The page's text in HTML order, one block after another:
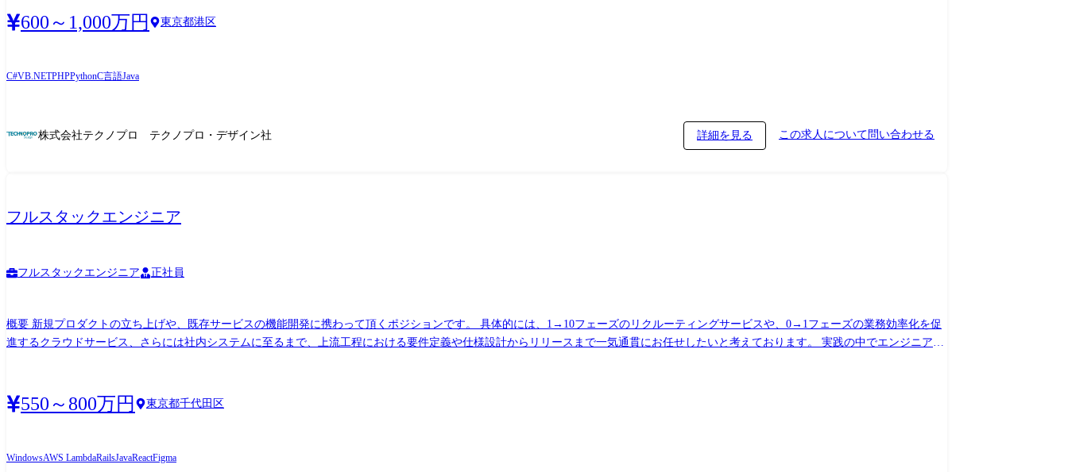
業務600～1,000万円 東京都港区
C#VB.NETPHPPythonC言語Java
株式会社テクノプロ テクノプロ・デザイン社 詳細を見る この求人について問い合わせる
フルスタックエンジニア
フルスタックエンジニア 正社員
概要 新規プロダクトの立ち上げや、既存サービスの機能開発に携わって頂くポジションです。 具体的には、1→10フェーズのリクルーティングサービスや、0→1フェーズの業務効率化を促
進するクラウドサービス、さらには社内システムに至るまで、上流工程における要件定義や仕様設計からリリースまで一気通貫にお任せしたいと考えております。 実践の中でエンジニアと
CloudWatch ・Terraform ・Docker ●開発ツール ・Github, Github Actions, Figma, Cursor ●デバイス(OS) ・Windows, Mac (※選択可) ●その他 ・Salesforce Object Query Language, OpenAI API,
Python, WordPress, Amazon SES ●開発ツール ・Github, Github Actions, Figma, Cursor ●デバイス(OS) ・Windows, Mac (※選択可) ●その他 ・Salesforce Object Query Language, OpenAI API, Python,
550～800万円 東京都千代田区
WindowsAWS LambdaRailsJavaReactFigma